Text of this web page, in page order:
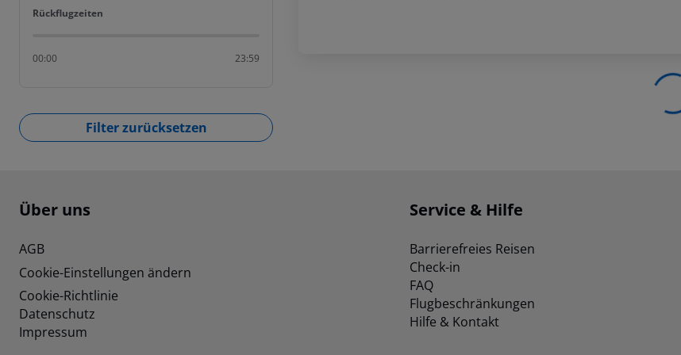
Rückflugzeiten
Rückflugzeiten
00:00 23:59
Filter zurücksetzen
Footer navigation
Über uns
AGB
Cookie-Einstellungen ändern
Cookie-Richtlinie
Datenschutz
Impressum
Service & Hilfe
Barrierefreies Reisen
Check-in
FAQ
Flugbeschränkungen
Hilfe & Kontakt